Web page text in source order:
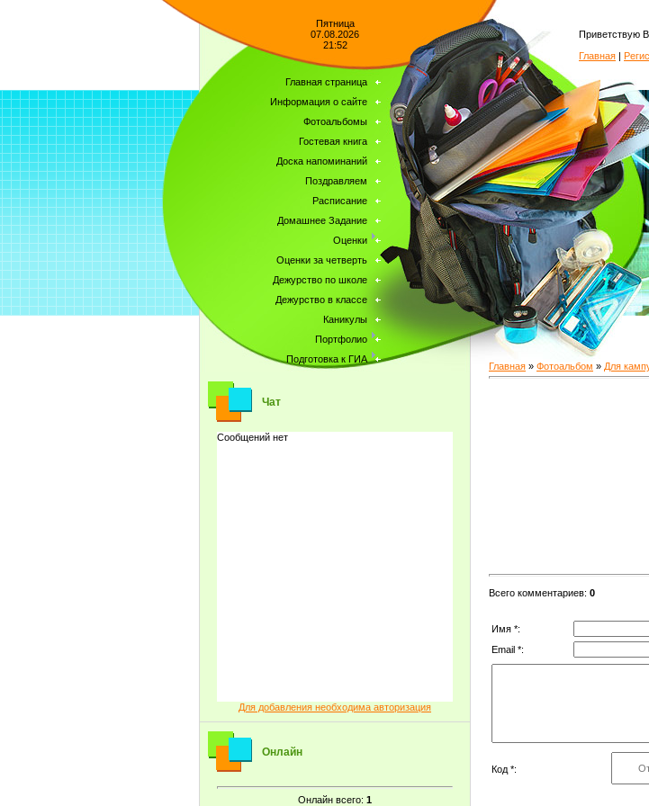
Пятница
07.08.2026
21:52
Главная страница
Информация о сайте
Фотоальбомы
Гостевая книга
Доска напоминаний
Поздравляем
Расписание
Домашнее Задание
Оценки
Оценки за четверть
Дежурство по школе
Дежурство в классе
Каникулы
Портфолио
Подготовка к ГИА
Чат
Для добавления необходима авторизация
Онлайн
Онлайн всего: 1
Приветствую
Главная |
Главная » Фотоальбом » Для
Всего комментариев: 0
Имя *:
Email *:
Код *: